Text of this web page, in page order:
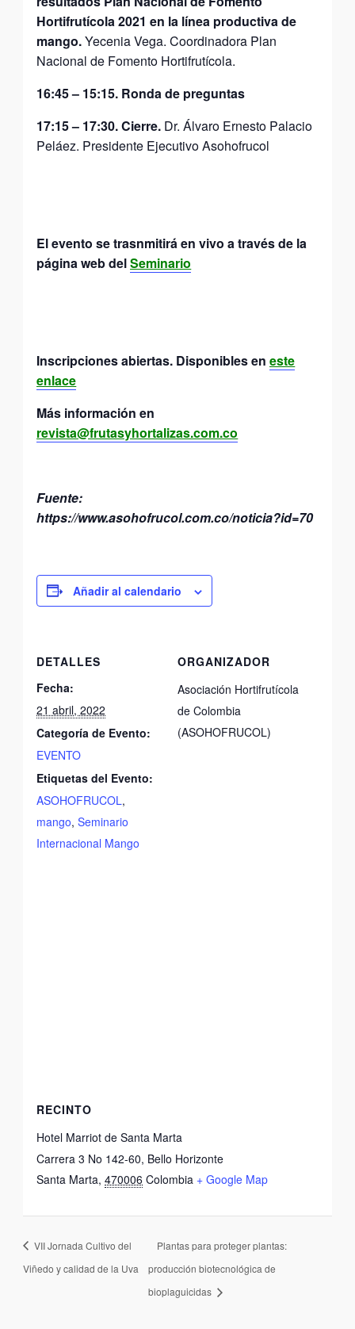
Hortifrutícola 2021 en la línea productiva de
mango.Yecenia Vega. Coordinadora Plan
Nacional de Fomento Hortifrutícola.
16:45 – 15:15. Ronda de preguntas
17:15 – 17:30. Cierre. Dr. Álvaro Ernesto Palacio
Peláez. Presidente Ejecutivo Asohofrucol
El evento se trasnmitirá en vivo a través de la
página web delSeminario
Inscripciones abiertas. Disponibles en este
enlace
Más información en
revista@frutasyhortalizas.com.co
Fuente:
https://www.asohofrucol.com.co/noticia?id=70
Añadir al calendario
DETALLES
Fecha:
21 abril, 2022
Categoría de Evento:
EVENTO
Etiquetas del Evento:
ASOHOFRUCOL,
mango,Seminario
Internacional Mango
ORGANIZADOR
Asociación Hortifrutícola
de Colombia
(ASOHOFRUCOL)
RECINTO
Hotel Marriot de Santa Marta
Carrera 3 No 142-60, Bello Horizonte
Santa Marta, 470006 Colombia + Google Map
VII Jornada Cultivo del
Viñedo y calidad de la Uva
Plantas para proteger plantas:
producción biotecnológica de
bioplaguicidas